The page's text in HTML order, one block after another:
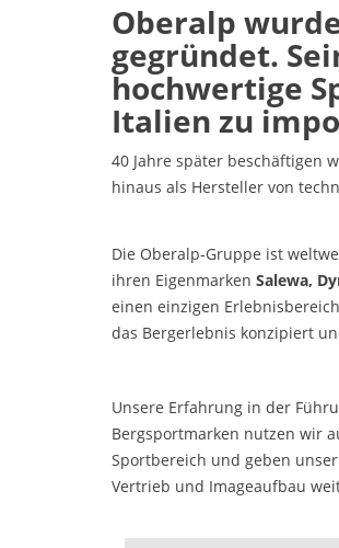
Oberalp
gegründet.
hochwertige
Italien zu
40 Jahre später beschäftigen
hinaus als Hersteller von
Die Oberalp-Gruppe ist
ihren Eigenmarken Salewa,
einen einzigen
das Bergerlebnis konzipiert
Unsere Erfahrung in der
Bergsportmarken nutzen wir
Sportbereich und geben
Vertrieb und Imageaufbau